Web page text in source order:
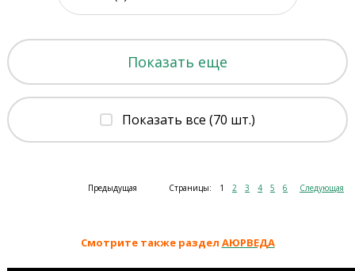
Показать еще
Показать все (70 шт.)
Предыдущая Страницы: 1 2 3 4 5 6 Следующая
Смотрите также раздел АЮРВЕДА